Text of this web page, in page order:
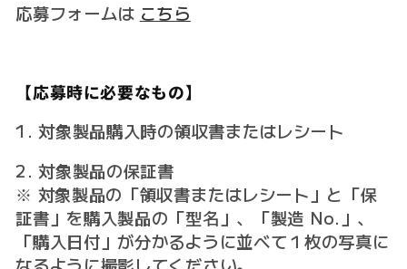
応募フォームは こちら
【応募時に必要なもの】
1. 対象製品購入時の領収書またはレシート
2. 対象製品の保証書
※ 対象製品の「領収書またはレシート」と「保
証書」を購入製品の「型名」、「製造 No.」、
「購入日付」が分かるように並べて１枚の写真に